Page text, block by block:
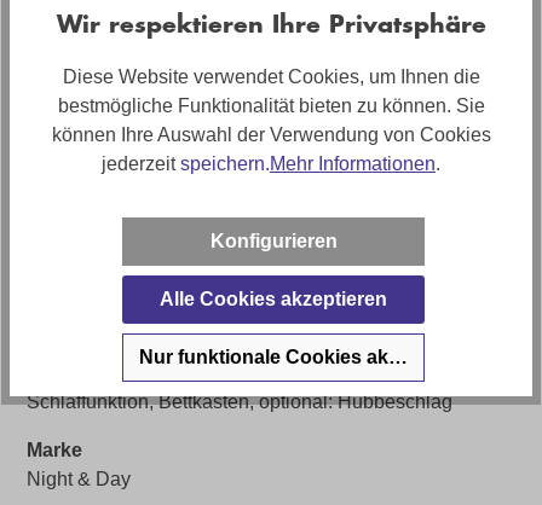
Stoff Cord
Breite: ca. 238cm, Tiefe: ca. 114cm, Höhe: ca. 86cm
Sitzhöhe
ca. 45cm
Stilrichtung
Artikel Bezeichnung
Schlafsofa inkl. Bettkasten in Cordstoff
Schlaffunktion, Bettkasten, optional: Hubbeschlag
Marke
Night & Day
Wir respektieren Ihre Privatsphäre
Diese Website verwendet Cookies, um Ihnen die
bestmögliche Funktionalität bieten zu können. Sie
können Ihre Auswahl der Verwendung von Cookies
jederzeitspeichern.Mehr Informationen.
Konfigurieren
Alle Cookies akzeptieren
Nur funktionale Cookies akzeptieren